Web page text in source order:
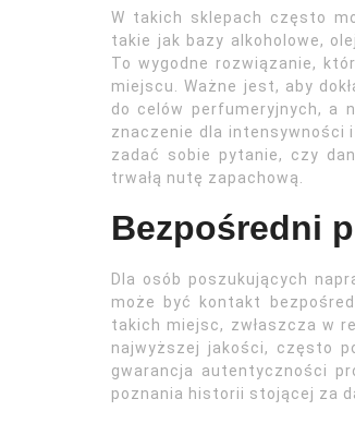
W takich sklepach często
takie jak bazy alkoholowe,
To wygodne rozwiązanie,
miejscu. Ważne jest, aby
do celów perfumeryjnych, a
znaczenie dla intensywności
zadać sobie pytanie, czy
trwałą nutę zapachową.
Bezpośredni
Dla osób poszukujących
może być kontakt
takich miejsc, zwłaszcza w
najwyższej jakości, często
gwarancja autentyczności
poznania historii stojącej za